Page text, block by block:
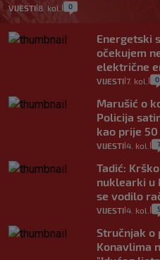
VIJESTI| 8. kol. 0
Energetski
očekujem
električne
VIJESTI 7. kol. 0
Marušić o
Policija
kao prije
VIJESTI 4. kol. 7
Tadić:
nuklearki u
se vodilo
VIJESTI 4. kol. 5
Stručnjak o
Konavlima